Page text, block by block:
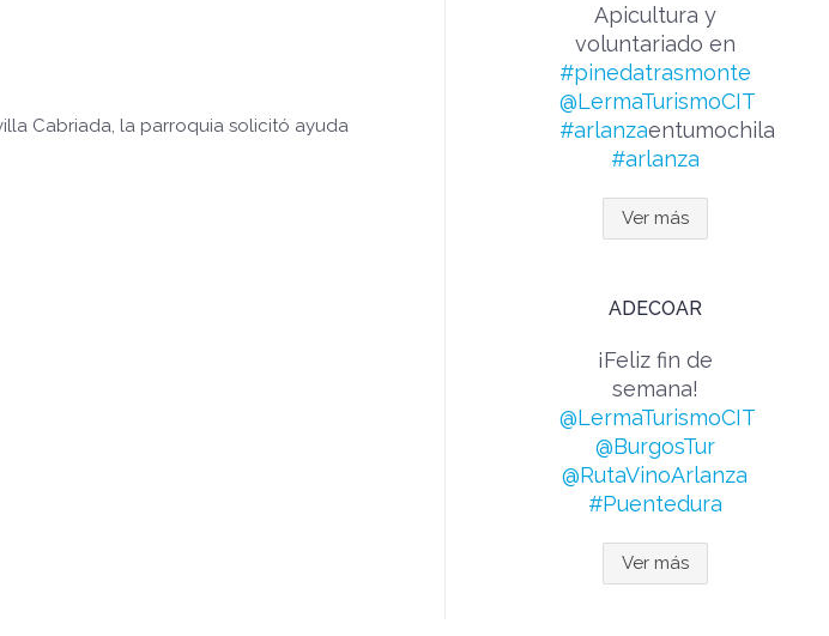
Cabriada, la parroquia solicitó ayuda
Apicultura y
voluntariado en
#pinedatrasmonte
@LermaTurismoCIT
#arlanzaentumochila
#arlanza
Ver más
ADECOAR
¡Feliz fin de
semana!
@LermaTurismoCIT
@BurgosTur
@RutaVinoArlanza
#Puentedura
Ver más